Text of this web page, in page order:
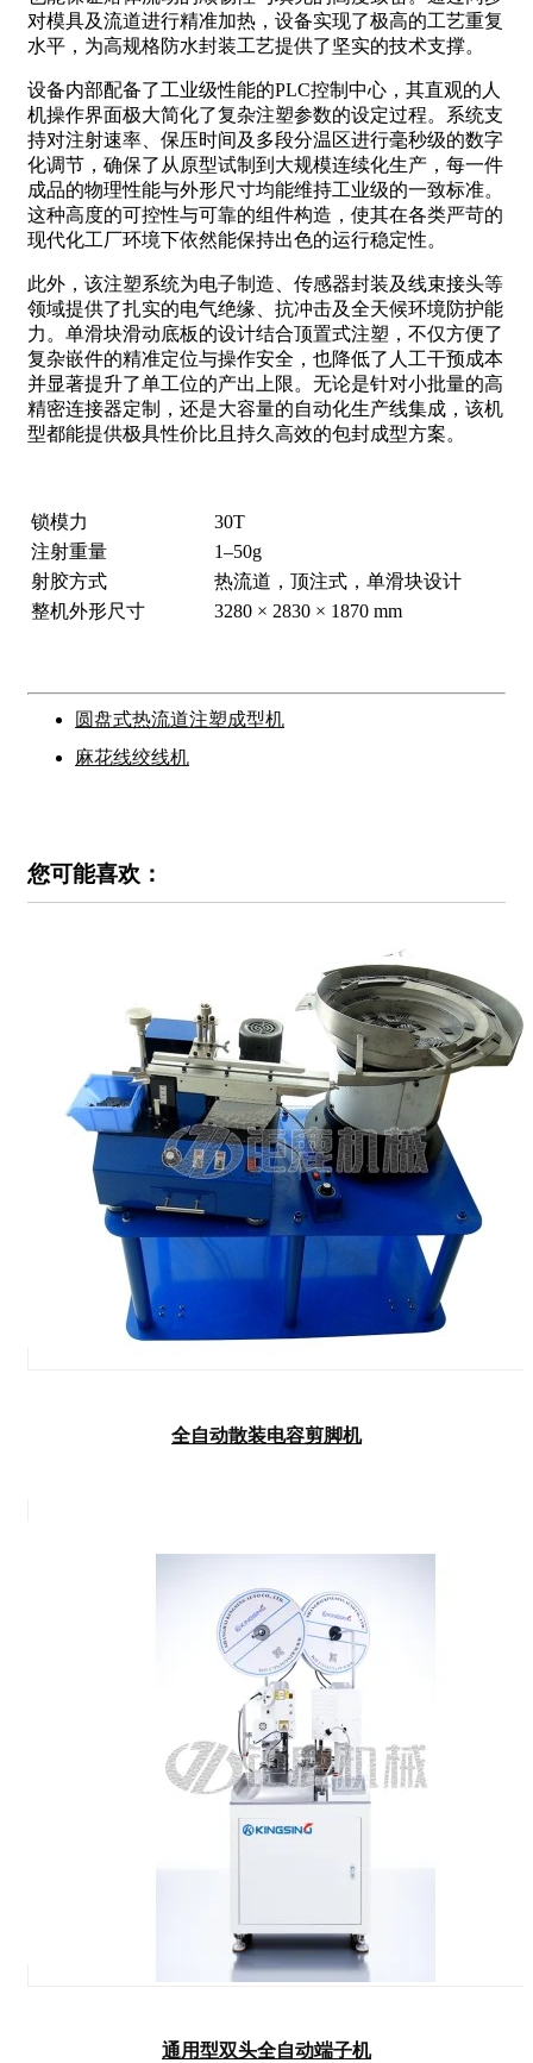
对模具及流道进行精准加热，设备实现了极高的工艺重复
水平，为高规格防水封装工艺提供了坚实的技术支撑。
设备内部配备了工业级性能的PLC控制中心，其直观的人
机操作界面极大简化了复杂注塑参数的设定过程。系统支
持对注射速率、保压时间及多段分温区进行毫秒级的数字
化调节，确保了从原型试制到大规模连续化生产，每一件
成品的物理性能与外形尺寸均能维持工业级的一致标准。
这种高度的可控性与可靠的组件构造，使其在各类严苛的
现代化工厂环境下依然能保持出色的运行稳定性。
此外，该注塑系统为电子制造、传感器封装及线束接头等
领域提供了扎实的电气绝缘、抗冲击及全天候环境防护能
力。单滑块滑动底板的设计结合顶置式注塑，不仅方便了
复杂嵌件的精准定位与操作安全，也降低了人工干预成本
并显著提升了单工位的产出上限。无论是针对小批量的高
精密连接器定制，还是大容量的自动化生产线集成，该机
型都能提供极具性价比且持久高效的包封成型方案。
锁模力
30T
注射重量
1–50g
射胶方式
热流道，顶注式，单滑块设计
整机外形尺寸
3280 × 2830 × 1870 mm
圆盘式热流道注塑成型机
麻花线绞线机
您可能喜欢：
全自动散装电容剪脚机
通用型双头全自动端子机